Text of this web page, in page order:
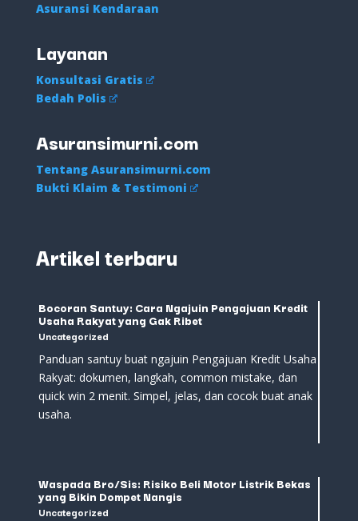
Asuransi Kendaraan
Layanan
Konsultasi Gratis
Bedah Polis
Asuransimurni.com
Tentang Asuransimurni.com
Bukti Klaim & Testimoni
Artikel terbaru
Bocoran Santuy: Cara Ngajuin Pengajuan Kredit
Usaha Rakyat yang Gak Ribet
Uncategorized
Panduan santuy buat ngajuin Pengajuan Kredit Usaha
Rakyat: dokumen, langkah, common mistake, dan
quick win 2 menit. Simpel, jelas, dan cocok buat anak
usaha.
Waspada Bro/Sis: Risiko Beli Motor Listrik Bekas
yang Bikin Dompet Nangis
Uncategorized